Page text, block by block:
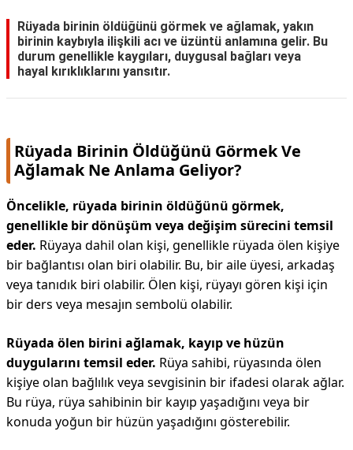
Rüyada birinin öldüğünü görmek ve ağlamak, yakın
birinin kaybıyla ilişkili acı ve üzüntü anlamına gelir. Bu
durum genellikle kaygıları, duygusal bağları veya
hayal kırıklıklarını yansıtır.
Rüyada Birinin Öldüğünü Görmek Ve
Ağlamak Ne Anlama Geliyor?
Öncelikle, rüyada birinin öldüğünü görmek,
genellikle bir dönüşüm veya değişim sürecini temsil
eder. Rüyaya dahil olan kişi, genellikle rüyada ölen kişiye
bir bağlantısı olan biri olabilir. Bu, bir aile üyesi, arkadaş
veya tanıdık biri olabilir. Ölen kişi, rüyayı gören kişi için
bir ders veya mesajın sembolü olabilir.
Rüyada ölen birini ağlamak, kayıp ve hüzün
duygularını temsil eder. Rüya sahibi, rüyasında ölen
kişiye olan bağlılık veya sevgisinin bir ifadesi olarak ağlar.
Bu rüya, rüya sahibinin bir kayıp yaşadığını veya bir
konuda yoğun bir hüzün yaşadığını gösterebilir.